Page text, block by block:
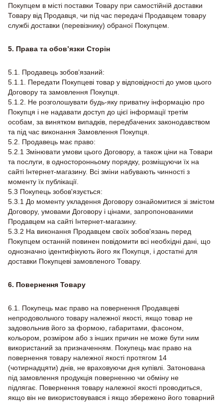
Покупцем в місті поставки Товару при самостійній доставки
Товару від Продавця, чи під час передачі Продавцем товару
службі доставки (перевізнику) обраної Покупцем.
5. Права та обов’язки Сторін
5.1. Продавець зобов’язаний:
5.1.1. Передати Покупцеві товар у відповідності до умов цього
Договору та замовлення Покупця.
5.1.2. Не розголошувати будь-яку приватну інформацію про
Покупця і не надавати доступ до цієї інформації третім
особам, за винятком випадків, передбачених законодавством
та під час виконання Замовлення Покупця.
5.2. Продавець має право:
5.2.1 Змінювати умови цього Договору, а також ціни на Товари
та послуги, в односторонньому порядку, розміщуючи їх на
сайті Інтернет-магазину. Всі зміни набувають чинності з
моменту їх публікації.
5.3 Покупець зобов'язується:
5.3.1 До моменту укладення Договору ознайомитися зі змістом
Договору, умовами Договору і цінами, запропонованими
Продавцем на сайті Інтернет-магазину.
5.3.2 На виконання Продавцем своїх зобов'язань перед
Покупцем останній повинен повідомити всі необхідні дані, що
однозначно ідентифікують його як Покупця, і достатні для
доставки Покупцеві замовленого Товару.
6. Повернення Товару
6.1. Покупець має право на повернення Продавцеві
непродовольчого товару належної якості, якщо товар не
задовольнив його за формою, габаритами, фасоном,
кольором, розміром або з інших причин не може бути ним
використаний за призначенням. Покупець має право на
повернення товару належної якості протягом 14
(чотирнадцяти) днів, не враховуючи дня купівлі. Затонована
під замовлення продукція поверненню чи обміну не
підлягає. Повернення товару належної якості проводиться,
якщо він не використовувався і якщо збережено його товарний